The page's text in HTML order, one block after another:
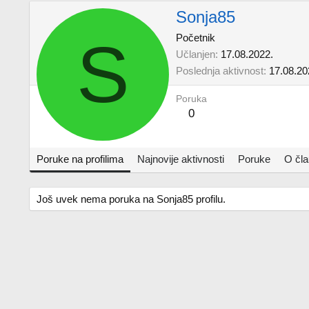
S
Sonja85
Početnik
Učlanjen 17.08.2022.
Poslednja aktivnost
Poruka
0
Poruke na profilima Najnovije aktivnosti Poruke O
Još uvek nema poruka na Sonja85 profilu.